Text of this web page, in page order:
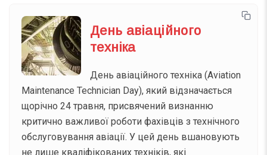
День авіаційного
техніка
День авіаційного техніка (Aviation
Maintenance Technician Day), який відзначається
щорічно 24 травня, присвячений визнанню
критично важливої роботи фахівців з технічного
обслуговування авіації. У цей день вшановують
не лише кваліфікованих техніків, які